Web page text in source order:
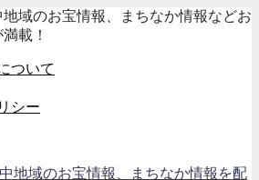
域のお宝情報、まちなか情報などお
載！
ついて
シー